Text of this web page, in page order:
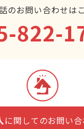
のお問い合わせは
822-
に関してのお問い